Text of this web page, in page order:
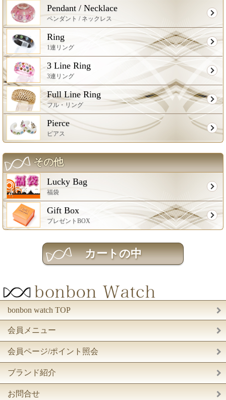
Pendant / Necklace
ペンダント / ネックレス
Ring
1連リング
3 Line Ring
3連リング
Full Line Ring
フル・リング
Pierce
ピアス
その他
Lucky Bag
福袋
Gift Box
プレゼントBOX
bonbon watch TOP
会員メニュー
会員ページ/ポイント照会
ブランド紹介
お問合せ